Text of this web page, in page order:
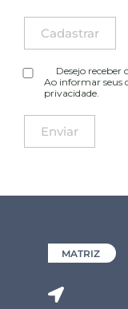
Desejo receber
Ao informar seus
privacidade.
MATRIZ